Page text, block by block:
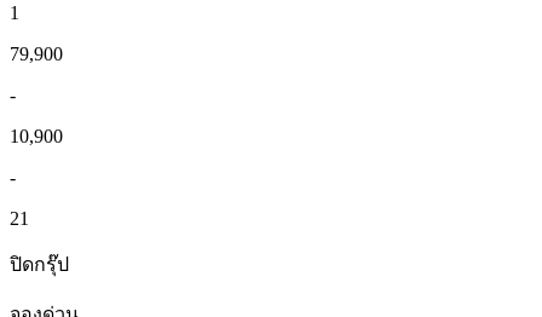
1
79,900
-
10,900
-
21
ปิดกรุ๊ป